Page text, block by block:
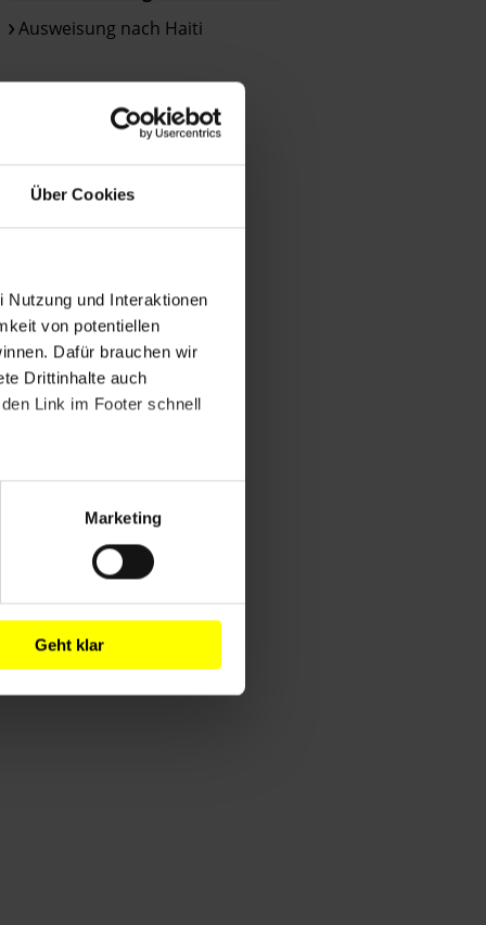
Über Cookies
Nutzung und Interaktionen
von potentiellen
Dafür brauchen wir
Drittinhalte auch
Link im Footer schnell
Marketing
Geht klar
Ausweisung nach Haiti